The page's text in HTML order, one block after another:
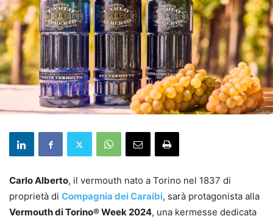
Carlo Alberto, il vermouth nato a Torino nel 1837 di
proprietà di Compagnia dei Caraibi, sarà protagonista alla
Vermouth di Torino® Week 2024, una kermesse dedicata